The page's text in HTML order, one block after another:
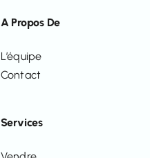
Services
A Propos De
L’équipe
Contact